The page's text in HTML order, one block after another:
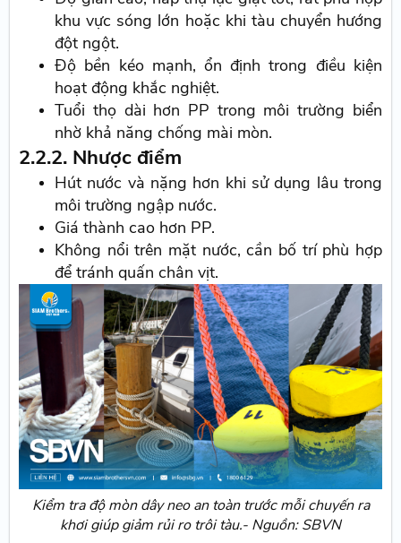
khu vực sóng lớn hoặc khi tàu chuyển hướng
đột ngột.
Độ bền kéo mạnh, ổn định trong điều kiện
hoạt động khắc nghiệt.
Tuổi thọ dài hơn PP trong môi trường biển
nhờ khả năng chống mài mòn.
2.2.2. Nhược điểm
Hút nước và nặng hơn khi sử dụng lâu trong
môi trường ngập nước.
Giá thành cao hơn PP.
Không nổi trên mặt nước, cần bố trí phù hợp
để tránh quấn chân vịt.
Kiểm tra độ mòn dây neo an toàn trước mỗi chuyến ra
khơi giúp giảm rủi ro trôi tàu.- Nguồn: SBVN